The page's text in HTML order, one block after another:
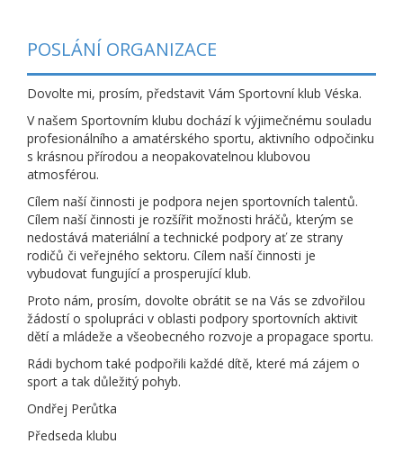
POSLÁNÍ ORGANIZACE
Dovolte mi, prosím, představit Vám Sportovní klub Véska.
V našem Sportovním klubu dochází k výjimečnému souladu
profesionálního a amatérského sportu, aktivního odpočinku
s krásnou přírodou a neopakovatelnou klubovou
atmosférou.
Cílem naší činnosti je podpora nejen sportovních talentů.
Cílem naší činnosti je rozšířit možnosti hráčů, kterým se
nedostává materiální a technické podpory ať ze strany
rodičů či veřejného sektoru. Cílem naší činnosti je
vybudovat fungující a prosperující klub.
Proto nám, prosím, dovolte obrátit se na Vás se zdvořilou
žádostí o spolupráci v oblasti podpory sportovních aktivit
dětí a mládeže a všeobecného rozvoje a propagace sportu.
Rádi bychom také podpořili každé dítě, které má zájem o
sport a tak důležitý pohyb.
Ondřej Perůtka
Předseda klubu